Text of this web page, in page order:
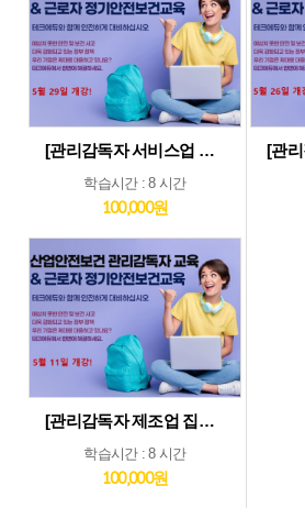
[관리감독자 서비스업 및 기타업 집체교육_5월29일] 기타업종 및 서비스업종 관리감독자 집체 교육...5월29일 개강
학습시간 : 8 시간
100,000원
[관리감독자 제조업 집체교육_5월11일] 제조업종 관리감독자 집체 교육...5월11일 개강
학습시간 : 8 시간
100,000원